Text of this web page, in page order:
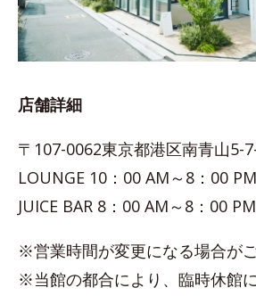
店舗詳細
〒107-0062東京都港区南青山5-
LOUNGE 10：00 AM～8：00 PM
JUICE BAR 8：00 AM～8：00 PM
※営業時間が変更になる場合がご
※当館の都合により、臨時休館